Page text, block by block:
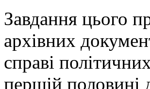
Завдання цього
архівних
справі
першій половині